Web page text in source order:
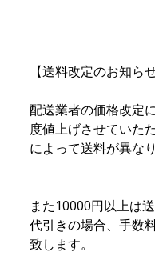
【送料改定のお知らせ
配送業者の価格改定
度値上げさせていた
によって送料が異な
また10000円以上は
代引きの場合、手数
致します。